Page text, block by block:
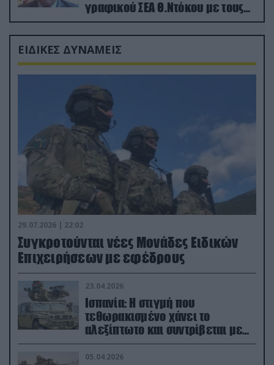
γραφικού ΣΕΑ Θ.Ντόκου με τους
Ρώσους φαρσέρ
ΕΙΔΙΚΕΣ ΔΥΝΑΜΕΙΣ
29.07.2026 | 22:02
Συγκροτούνται νέες Μονάδες Ειδικών
Επιχειρήσεων με εφέδρους
23.04.2026
Ισπανία: Η στιγμή που
τεθωρακισμένο χάνει το
αλεξίπτωτο και συντρίβεται με
ορμή στο έδαφος (βίντεο)
05.04.2026